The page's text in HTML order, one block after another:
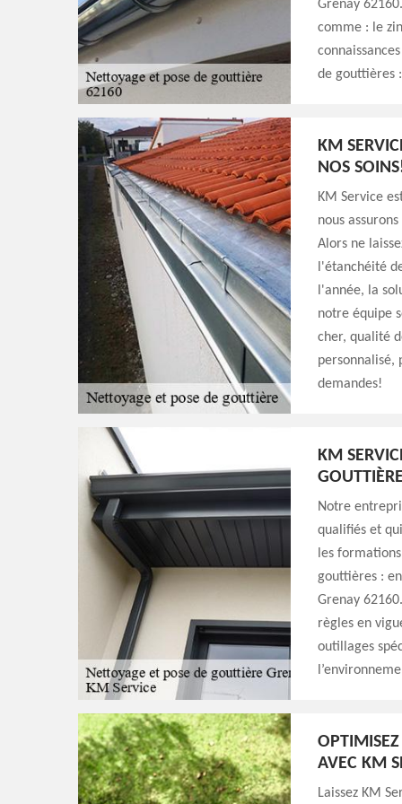
Grenay
comme : le
de gouttières
KM
NOS
KM Service
nous
Alors ne
l'étanchéité
l'année, la
notre équipe
cher, qualité
personnalisé,
demandes!
KM
Notre
qualifiés et
les
gouttières :
Grenay
règles en
outillages
AVEC KM
Laissez KM